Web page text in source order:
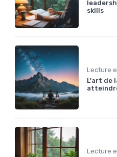
skills
L'art de